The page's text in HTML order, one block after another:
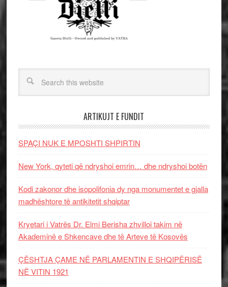
ARTIKUJT E FUNDIT
SPAÇI NUK E MPOSHTI SHPIRTIN
New York, qyteti që ndryshoi emrin… dhe ndryshoi botën
Kodi zakonor dhe isopolifonia dy nga monumentet e gjalla
madhështore të antikitetit shqiptar
Kryetari i Vatrës Dr. Elmi Berisha zhvilloi takim në
Akademinë e Shkencave dhe të Arteve të Kosovës
ÇËSHTJA ÇAME NË PARLAMENTIN E SHQIPËRISË
NË VITIN 1921